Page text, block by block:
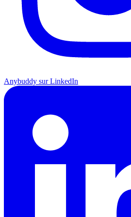
Anybuddy sur LinkedIn